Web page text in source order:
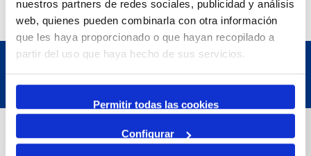
nuestros partners de redes sociales, publicidad y análisis
web, quienes pueden combinarla con otra información
que les haya proporcionado o que hayan recopilado a
partir del uso que haya hecho de sus servicios.
Permitir todas las cookies
Configurar
Dades de Contacte